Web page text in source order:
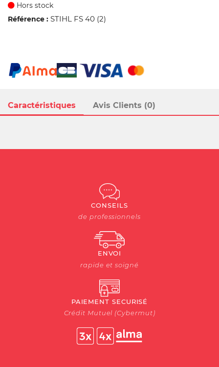
Caractéristiques Avis Clients (0)
Hors stock
Référence : STIHL FS 40 (2)
CONSEILS
de professionnels
ENVOI
rapide et soigné
PAIEMENT SECURISÉ
Crédit Mutuel (Cybermut)